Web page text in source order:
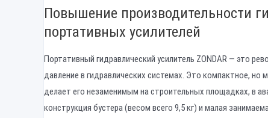
Повышение производительности
портативных усилителей
Портативный гидравлический усилитель ZONDAR — это
давление в гидравлических системах. Это компактное,
делает его незаменимым на строительных площадках, в
конструкция бустера (весом всего 9,5 кг) и малая